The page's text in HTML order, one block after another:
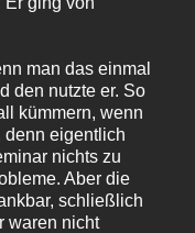
man das einmal
den nutzte er. So
kümmern, wenn
eigentlich
nichts zu
Aber die
schließlich
waren nicht